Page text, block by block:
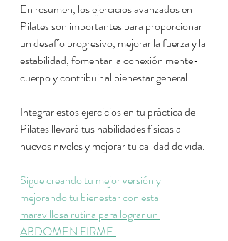
En resumen, los ejercicios avanzados en
Pilates son importantes para proporcionar
un desafío progresivo, mejorar la fuerza y la
estabilidad, fomentar la conexión mente-
cuerpo y contribuir al bienestar general.
Integrar estos ejercicios en tu práctica de
Pilates llevará tus habilidades físicas a
nuevos niveles y mejorar tu calidad de vida.
Sigue creando tu mejor versión y
mejorando tu bienestar con esta
maravillosa rutina para lograr un
ABDOMEN FIRME.